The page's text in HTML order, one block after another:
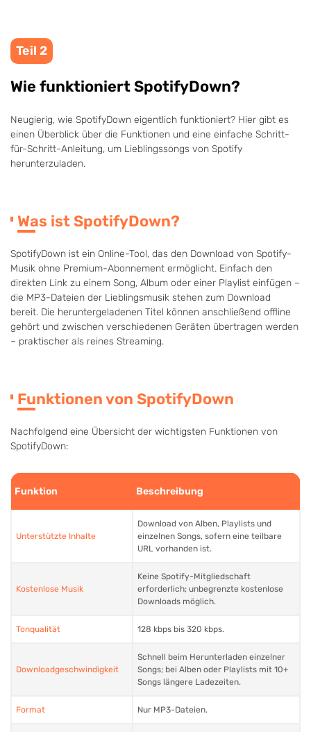
Teil 2
Wie funktioniert SpotifyDown?
Neugierig, wie SpotifyDown eigentlich funktioniert? Hier gibt es
einen Überblick über die Funktionen und eine einfache Schritt-
für-Schritt-Anleitung, um Lieblingssongs von Spotify
herunterzuladen.
Was ist SpotifyDown?
SpotifyDown ist ein Online-Tool, das den Download von Spotify-
Musik ohne Premium-Abonnement ermöglicht. Einfach den
direkten Link zu einem Song, Album oder einer Playlist einfügen –
die MP3-Dateien der Lieblingsmusik stehen zum Download
bereit. Die heruntergeladenen Titel können anschließend offline
gehört und zwischen verschiedenen Geräten übertragen werden
– praktischer als reines Streaming.
Funktionen von SpotifyDown
Nachfolgend eine Übersicht der wichtigsten Funktionen von
SpotifyDown:
Funktion Beschreibung
Unterstützte Inhalte
Download von Alben, Playlists und
einzelnen Songs, sofern eine teilbare
URL vorhanden ist.
Kostenlose Musik
Keine Spotify-Mitgliedschaft
erforderlich; unbegrenzte kostenlose
Downloads möglich.
Tonqualität 128 kbps bis 320 kbps.
Downloadgeschwindigkeit
Schnell beim Herunterladen einzelner
Songs; bei Alben oder Playlists mit 10+
Songs längere Ladezeiten.
Format Nur MP3-Dateien.